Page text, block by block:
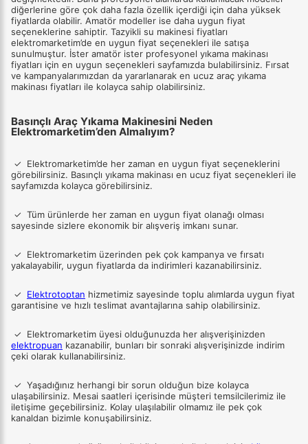
diğerlerine göre çok daha fazla özellik içerdiği için daha yüksek
fiyatlarda olabilir. Amatör modeller ise daha uygun fiyat
seçeneklerine sahiptir. Tazyikli su makinesi fiyatları
elektromarketim’de en uygun fiyat seçenekleri ile satışa
sunulmuştur. İster amatör ister profesyonel yıkama makinası
fiyatları için en uygun seçenekleri sayfamızda bulabilirsiniz. Fırsat
ve kampanyalarımızdan da yararlanarak en ucuz araç yıkama
makinası fiyatları ile kolayca sahip olabilirsiniz.
Basınçlı Araç Yıkama Makinesini Neden
Elektromarketim’den Almalıyım?
✓ Elektromarketim’de her zaman en uygun fiyat seçeneklerini
görebilirsiniz. Basınçlı yıkama makinası en ucuz fiyat seçenekleri ile
sayfamızda kolayca görebilirsiniz.
✓ Tüm ürünlerde her zaman en uygun fiyat olanağı olması
sayesinde sizlere ekonomik bir alışveriş imkanı sunar.
✓ Elektromarketim üzerinden pek çok kampanya ve fırsatı
yakalayabilir, uygun fiyatlarda da indirimleri kazanabilirsiniz.
✓ Elektrotoptan hizmetimiz sayesinde toplu alımlarda uygun fiyat
garantisine ve hızlı teslimat avantajlarına sahip olabilirsiniz.
✓ Elektromarketim üyesi olduğunuzda her alışverişinizden
elektropuan kazanabilir, bunları bir sonraki alışverişinizde indirim
çeki olarak kullanabilirsiniz.
✓ Yaşadığınız herhangi bir sorun olduğun bize kolayca
ulaşabilirsiniz. Mesai saatleri içerisinde müşteri temsilcilerimiz ile
iletişime geçebilirsiniz. Kolay ulaşılabilir olmamız ile pek çok
kanaldan bizimle konuşabilirsiniz.